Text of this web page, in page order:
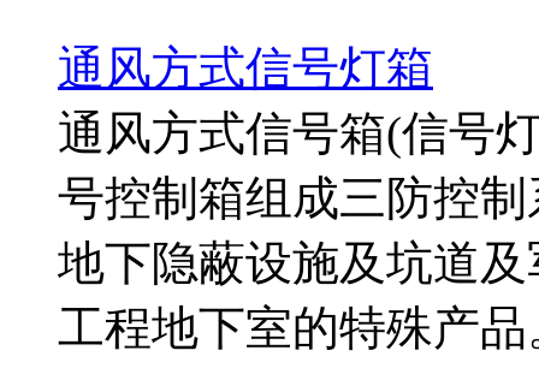
通风方式信号灯箱
通风方式信号箱(信号
号控制箱组成三防控
地下隐蔽设施及坑道
工程地下室的特殊产品